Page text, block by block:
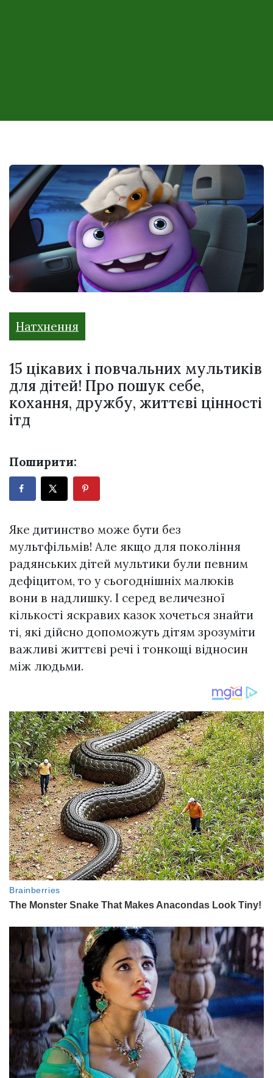
Натхнення
15 цікавих і повчальних мультиків
для дітей! Про пошук себе,
кохання, дружбу, життєві цінності
ітд
Поширити:
Яке дитинство може бути без
мультфільмів! Але якщо для покоління
радянських дітей мультики були певним
дефіцитом, то у сьогоднішніх малюків
вони в надлишку. І серед величезної
кількості яскравих казок хочеться знайти
ті, які дійсно допоможуть дітям зрозуміти
важливі життєві речі і тонкощі відносин
між людьми.